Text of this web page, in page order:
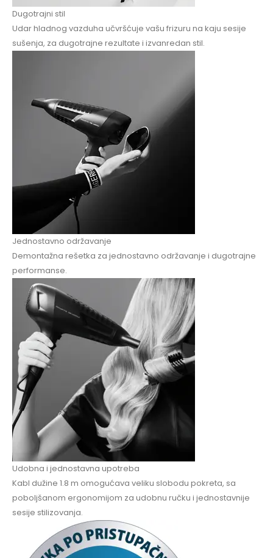
Dugotrajni stil
Udar hladnog vazduha učvršćuje vašu frizuru na kaju sesije
sušenja, za dugotrajne rezultate i izvanredan stil.
Jednostavno održavanje
Demontažna rešetka za jednostavno održavanje i dugotrajne
performanse.
Udobna i jednostavna upotreba
Kabl dužine 1.8 m omogućava veliku slobodu pokreta, sa
poboljšanom ergonomijom za udobnu ručku i jednostavnije
sesije stilizovanja.